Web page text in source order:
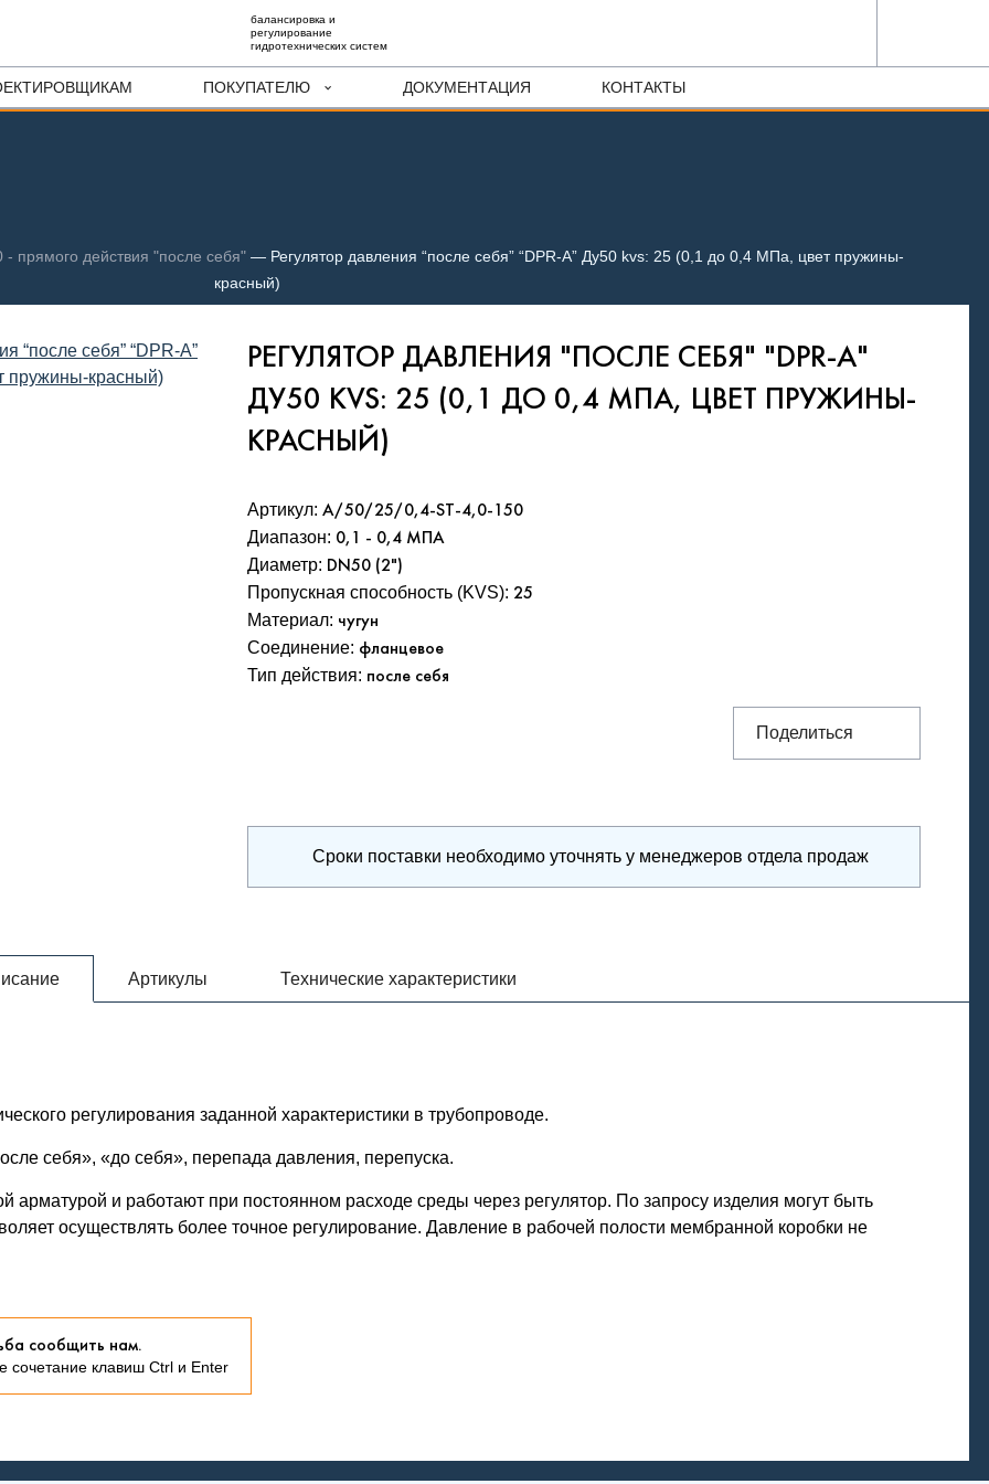
балансировка и
регулирование
гидротехнических систем
ПОКУПАТЕЛЮ ДОКУМЕНТАЦИЯ КОНТАКТЫ
- прямого действия "после себя" — Регулятор давления “после себя” “DPR-A” Ду50 kvs: 25 (0,1 до 0,4 МПа, цвет пружины-
красный)
РЕГУЛЯТОР ДАВЛЕНИЯ "ПОСЛЕ СЕБЯ" "DPR-A"
ДУ50 KVS: 25 (0,1 ДО 0,4 МПА, ЦВЕТ ПРУЖИНЫ-
КРАСНЫЙ)
Артикул: A/50/25/0,4-ST-4,0-150
Диапазон: 0,1 - 0,4 МПА
Диаметр: DN50 (2")
Пропускная способность (KVS): 25
Материал: чугун
Соединение: фланцевое
Тип действия: после себя
Поделиться
Сроки поставки необходимо уточнять у менеджеров отдела продаж
Артикулы Технические характеристики
регулирования заданной характеристики в трубопроводе.
себя», «до себя», перепада давления, перепуска.
арматурой и работают при постоянном расходе среды через регулятор. По запросу изделия могут быть
осуществлять более точное регулирование. Давление в рабочей полости мембранной коробки не
сообщить нам.
сочетание клавиш Ctrl и Enter